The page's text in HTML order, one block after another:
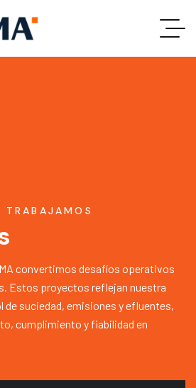
TRABAJAMOS
convertimos desafíos operativos
Estos proyectos reflejan nuestra
de suciedad, emisiones y efluentes,
cumplimiento y fiabilidad en